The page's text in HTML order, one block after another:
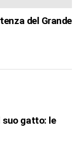
del Grande
suo gatto: le